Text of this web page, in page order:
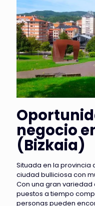
negocio
(Bizkaia)
Situada en la provincia
ciudad bulliciosa con
Con una gran
puestos a tiempo
personas pueden